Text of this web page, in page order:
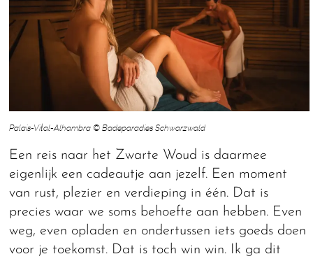
Palais-Vital-Alhambra © Badeparadies Schwarzwald
Een reis naar het Zwarte Woud is daarmee
eigenlijk een cadeautje aan jezelf. Een moment
van rust, plezier en verdieping in één. Dat is
precies waar we soms behoefte aan hebben. Even
weg, even opladen en ondertussen iets goeds doen
voor je toekomst. Dat is toch win win. Ik ga dit